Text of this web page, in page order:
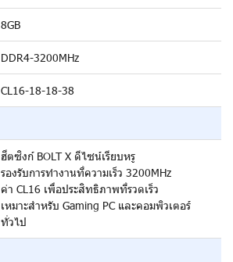
8GB
DDR4-3200MHz
CL16-18-18-38
ฮีตซิงก์ BOLT X ดีไซน์เรียบหรู
รองรับการทำงานที่ความเร็ว 3200MHz
ค่า CL16 เพื่อประสิทธิภาพที่รวดเร็ว
เหมาะสำหรับ Gaming PC และคอมพิวเตอร์
ทั่วไป